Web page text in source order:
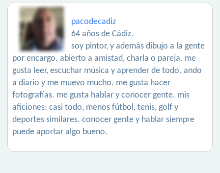
pacodecadiz
64 años de Cádiz.
soy pintor, y además dibujo a la gente
por encargo. abierto a amistad, charla o pareja. me
gusta leer, escuchar música y aprender de todo. ando
a diario y me muevo mucho. me gusta hacer
fotografías. me gusta hablar y conocer gente. mis
aficiones: casi todo, menos fútbol, tenis, golf y
deportes similares. conocer gente y hablar siempre
puede aportar algo bueno.